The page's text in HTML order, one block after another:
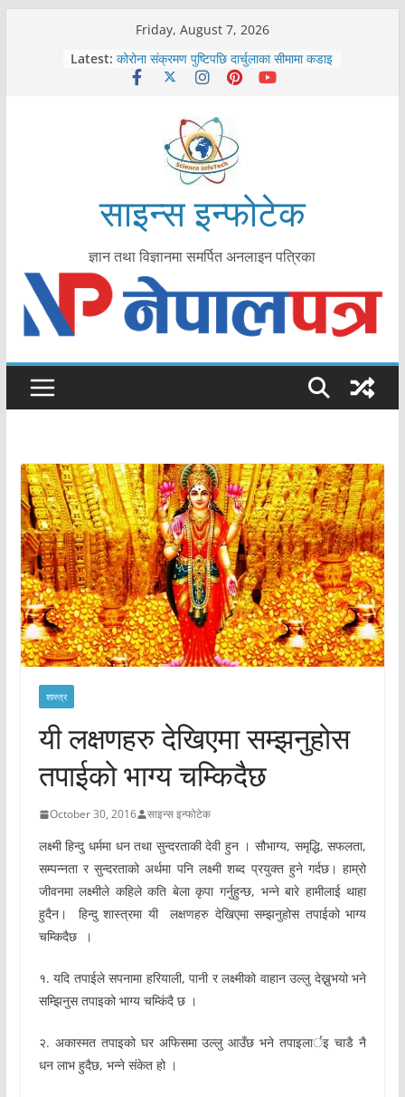
Friday, August 7, 2026
Latest:
काभ्रेपलाञ्चोकमा आयुर्वेद स्वास्थ्योपचारतर्फ
आकर्षण बढ्दै
कोरोना संक्रमण पुष्टिपछि दार्चुलाका सीमामा कडाइ
मकवानपुरमा खोरेत रोग विरुद्धको खोप लगाउन
आयुर्वेद चिकित्सा प्रणालीको भूमिका महत्वपूर्ण छ :
मुख्यमन्त्री शाह
साइन्स इन्फोटेक
ज्ञान तथा विज्ञानमा समर्पित अनलाइन पत्रिका
शास्त्र
यी लक्षणहरु देखिएमा सम्झनुहोस
तपाईको भाग्य चम्किदैछ
October 30, 2016 साइन्स इन्फोटेक
लक्ष्मी हिन्दु धर्ममा धन तथा सुन्दरताकी देवी हुन । सौभाग्य, समृद्धि, सफलता,
सम्पन्नता र सुन्दरताको अर्थमा पनि लक्ष्मी शब्द प्रयुक्त हुने गर्दछ। हाम्रो
जीवनमा लक्ष्मीले कहिले कति बेला कृपा गर्नुहुन्छ, भन्ने बारे हामीलाई थाहा
हुदैन। हिन्दु शास्त्रमा यी लक्षणहरु देखिएमा सम्झनुहोस तपाईको भाग्य
चम्किदैछ ।
१. यदि तपाईले सपनामा हरियाली, पानी र लक्ष्मीको वाहान उल्लु देख्नुभयो भने
सम्झिनुस तपाइको भाग्य चम्किंदै छ ।
२. अकास्मत तपाइको घर अफिसमा उल्लु आउँछ भने तपाइलार्इ चाडै नै
धन लाभ हुदैछ, भन्ने संकेत हो ।